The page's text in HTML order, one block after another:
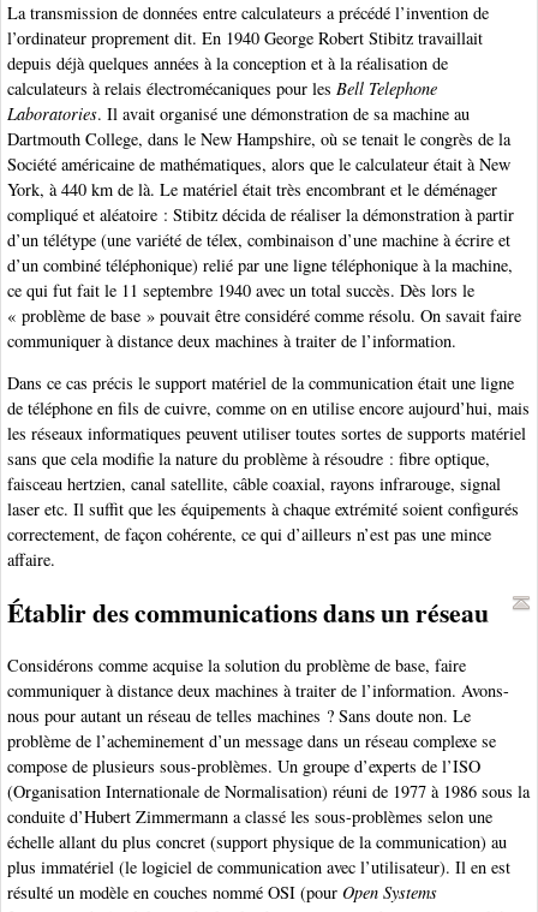
La transmission de données entre calculateurs a précédé l’invention de
l’ordinateur proprement dit. En 1940 George Robert Stibitz travaillait
depuis déjà quelques années à la conception et à la réalisation de
calculateurs à relais électromécaniques pour les Bell Telephone
Laboratories. Il avait organisé une démonstration de sa machine au
Dartmouth College, dans le New Hampshire, où se tenait le congrès de la
Société américaine de mathématiques, alors que le calculateur était à New
York, à 440 km de là. Le matériel était très encombrant et le déménager
compliqué et aléatoire : Stibitz décida de réaliser la démonstration à partir
d’un télétype (une variété de télex, combinaison d’une machine à écrire et
d’un combiné téléphonique) relié par une ligne téléphonique à la machine,
ce qui fut fait le 11 septembre 1940 avec un total succès. Dès lors le
« problème de base » pouvait être considéré comme résolu. On savait faire
communiquer à distance deux machines à traiter de l’information.
Dans ce cas précis le support matériel de la communication était une ligne
de téléphone en fils de cuivre, comme on en utilise encore aujourd’hui, mais
les réseaux informatiques peuvent utiliser toutes sortes de supports matériel
sans que cela modifie la nature du problème à résoudre : fibre optique,
faisceau hertzien, canal satellite, câble coaxial, rayons infrarouge, signal
laser etc. Il suffit que les équipements à chaque extrémité soient configurés
correctement, de façon cohérente, ce qui d’ailleurs n’est pas une mince
affaire.
Établir des communications dans un réseau
Considérons comme acquise la solution du problème de base, faire
communiquer à distance deux machines à traiter de l’information. Avons-
nous pour autant un réseau de telles machines ? Sans doute non. Le
problème de l’acheminement d’un message dans un réseau complexe se
compose de plusieurs sous-problèmes. Un groupe d’experts de l’ISO
(Organisation Internationale de Normalisation) réuni de 1977 à 1986 sous la
conduite d’Hubert Zimmermann a classé les sous-problèmes selon une
échelle allant du plus concret (support physique de la communication) au
plus immatériel (le logiciel de communication avec l’utilisateur). Il en est
résulté un modèle en couches nommé OSI (pour Open Systems